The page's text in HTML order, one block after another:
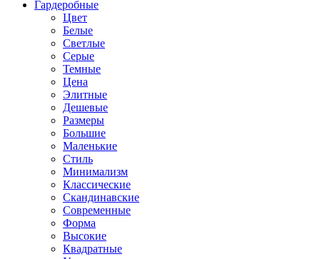
Гардеробные
Цвет
Белые
Светлые
Серые
Темные
Цена
Элитные
Дешевые
Размеры
Большие
Маленькие
Стиль
Минимализм
Классические
Скандинавские
Современные
Форма
Высокие
Квадратные